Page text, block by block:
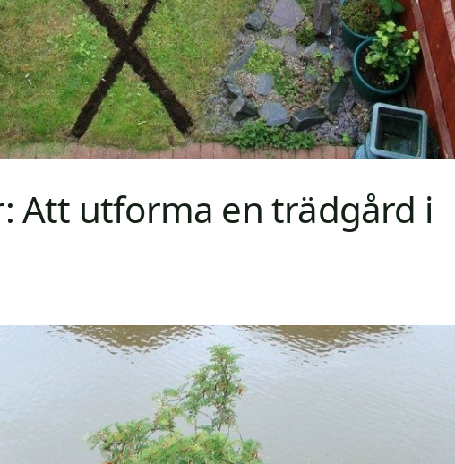
Att utforma en trädgård i